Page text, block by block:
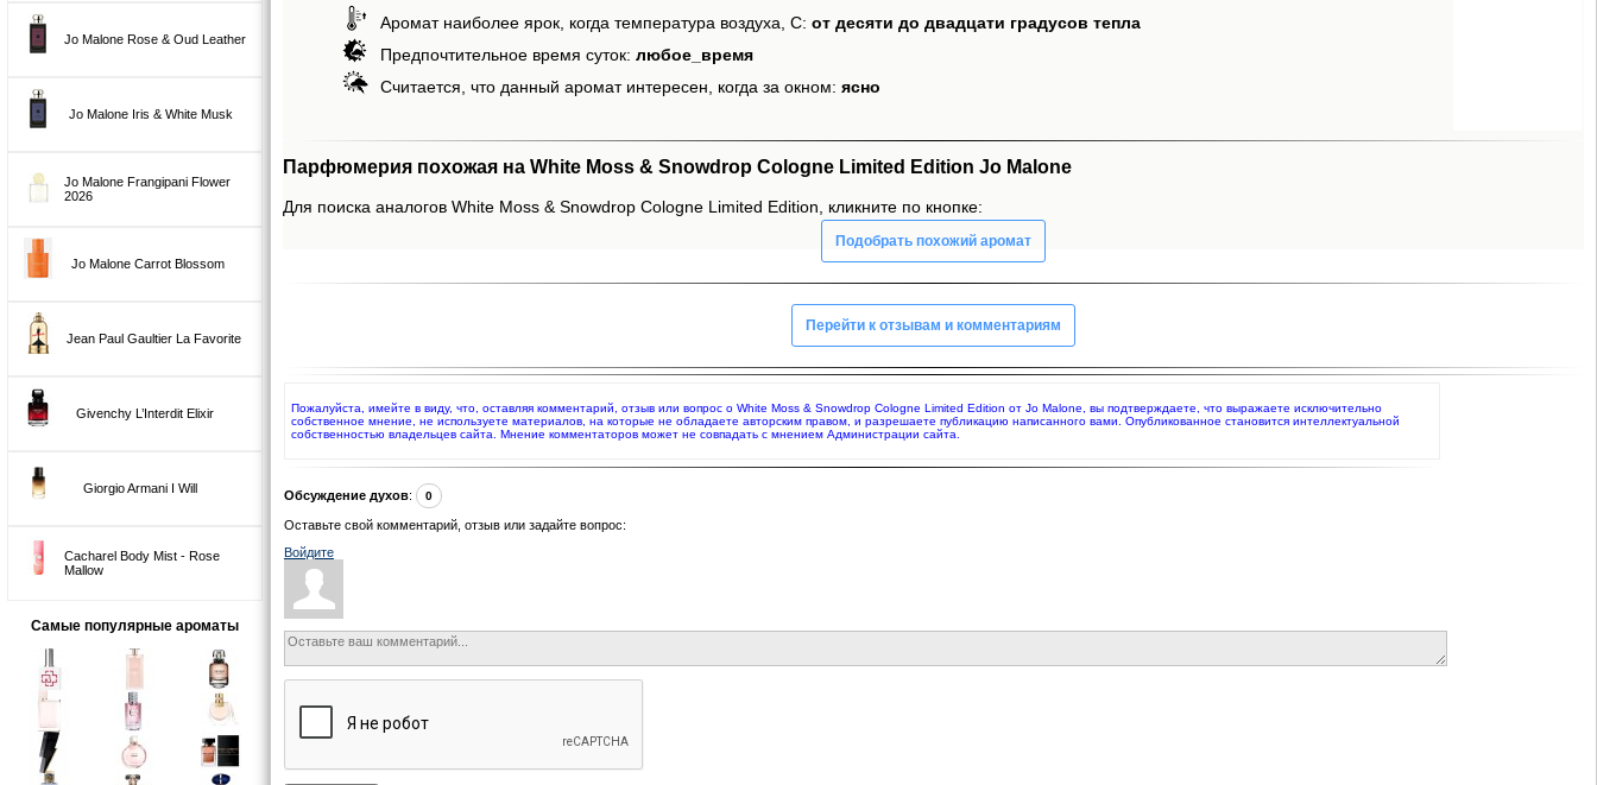
Jo Malone Rose & Oud Leather
Jo Malone Iris & White Musk
Jo Malone Frangipani Flower
2026
Jo Malone Carrot Blossom
Jean Paul Gaultier La Favorite
Givenchy L’Interdit Elixir
Giorgio Armani I Will
Cacharel Body Mist - Rose
Mallow
Самые популярные ароматы
Аромат наиболее ярок, когда температура воздуха, С: от десяти до двадцати градусов тепла
Предпочтительное время суток: любое_время
Считается, что данный аромат интересен, когда за окном: ясно
Парфюмерия похожая на White Moss & Snowdrop Cologne Limited Edition Jo Malone
Для поиска аналогов White Moss & Snowdrop Cologne Limited Edition, кликните по кнопке:
Подобрать похожий аромат
Перейти к отзывам и комментариям
Пожалуйста, имейте в виду, что, оставляя комментарий, отзыв или вопрос о White Moss & Snowdrop Cologne Limited Edition от Jo Malone, вы подтверждаете, что выражаете исключительно
собственное мнение, не используете материалов, на которые не обладаете авторским правом, и разрешаете публикацию написанного вами. Опубликованное становится интеллектуальной
собственностью владельцев сайта. Мнение комментаторов может не совпадать с мнением Администрации сайта.
Обсуждение духов: 0
Оставьте свой комментарий, отзыв или задайте вопрос:
Войдите